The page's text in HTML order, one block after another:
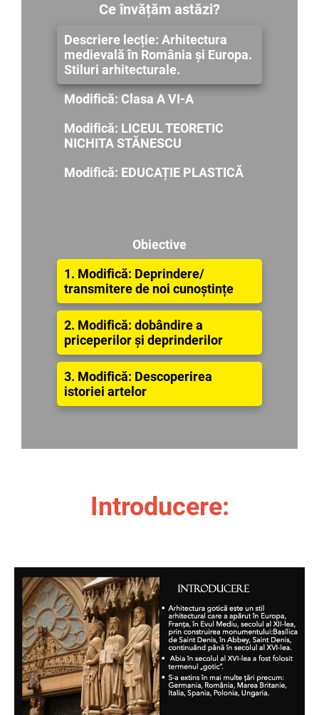
Ce învățăm astăzi?
Descriere lecție: Arhitectura
medievală în România și Europa.
Stiluri arhitecturale.
Modifică: Clasa A VI-A
Modifică: LICEUL TEORETIC
NICHITA STĂNESCU
Modifică: EDUCAȚIE PLASTICĂ
Obiective
1. Modifică: Deprindere/
transmitere de noi cunoștințe
2. Modifică: dobândire a
priceperilor și deprinderilor
3. Modifică: Descoperirea
istoriei artelor
Introducere: